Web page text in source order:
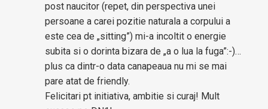
post naucitor (repet, din perspectiva unei
persoane a carei pozitie naturala a corpului a
este cea de „sitting”) mi-a incoltit o energie
subita si o dorinta bizara de „a o lua la fuga”:-)…
plus ca dintr-o data canapeaua nu mi se mai
pare atat de friendly.
Felicitari pt initiativa, ambitie si curaj! Mult